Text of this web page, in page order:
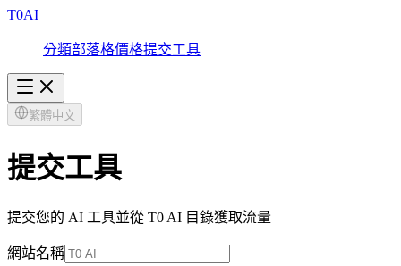
T0AI
分類部落格價格提交工具
繁體中文
提交工具
提交您的 AI 工具並從 T0 AI 目錄獲取流量
網站名稱